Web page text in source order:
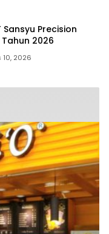
Precision
2026
2026